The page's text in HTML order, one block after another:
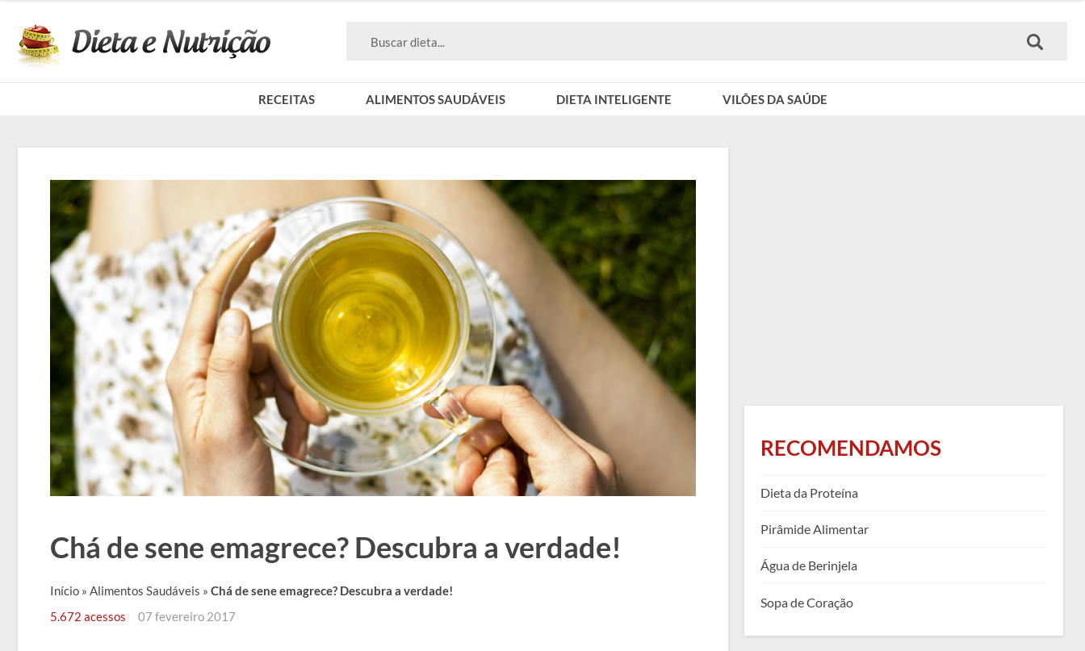
RECEITAS ALIMENTOS SAUDÁVEIS DIETA INTELIGENTE VILÕES DA SAÚDE
Chá de sene emagrece? Descubra a verdade!
Início » Alimentos Saudáveis » Chá de sene emagrece? Descubra a verdade!
5.672 acessos
07 fevereiro 2017
RECOMENDAMOS
Dieta da Proteína
Pirâmide Alimentar
Água de Berinjela
Sopa de Coração